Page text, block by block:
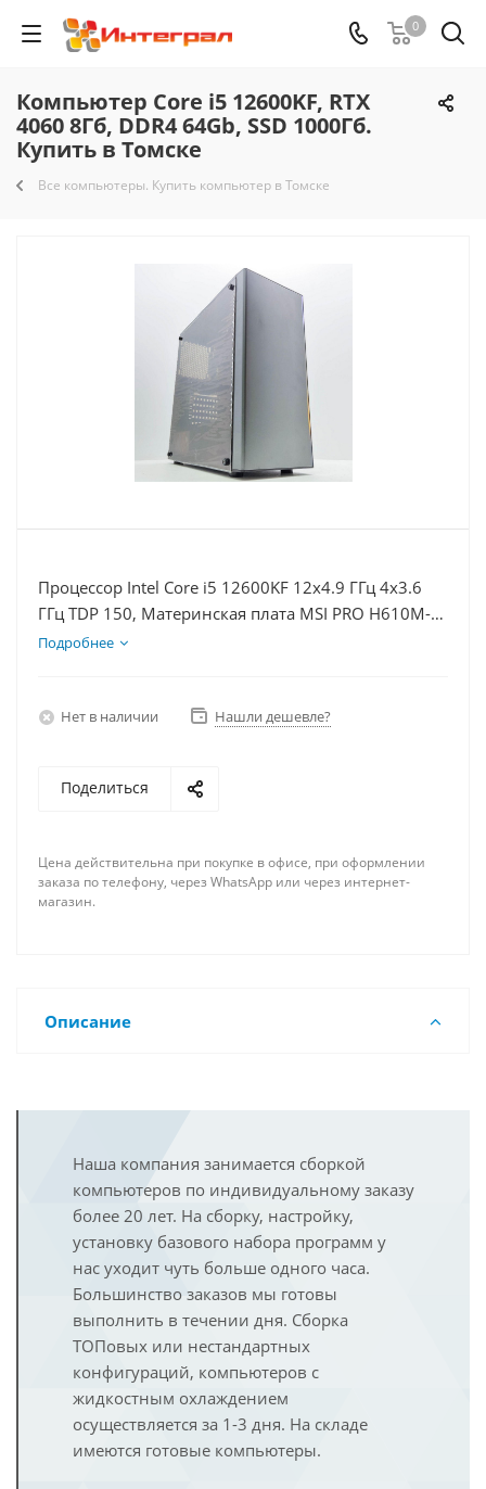
0
Компьютер Core i5 12600KF, RTX
4060 8Гб, DDR4 64Gb, SSD 1000Гб.
Купить в Томске
Все компьютеры. Купить компьютер в Томске
Процессор Intel Core i5 12600KF 12x4.9 ГГц 4x3.6
ГГц TDP 150, Материнская плата MSI PRO H610M-E,
Видеокарта RTX 4060 8Гб, Память DDR4 64Gb,
Подробнее
Нет в наличии Нашли дешевле?
Поделиться
Цена действительна при покупке в офисе, при оформлении
заказа по телефону, через WhatsApp или через интернет-
магазин.
Описание
Наша компания занимается сборкой
компьютеров по индивидуальному заказу
более 20 лет. На сборку, настройку,
установку базового набора программ у
нас уходит чуть больше одного часа.
Большинство заказов мы готовы
выполнить в течении дня. Сборка
ТОПовых или нестандартных
конфигураций, компьютеров с
жидкостным охлаждением
осуществляется за 1-3 дня. На складе
имеются готовые компьютеры.